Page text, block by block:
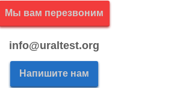
Мы вам перезвоним
info@uraltest.org
Напишите нам